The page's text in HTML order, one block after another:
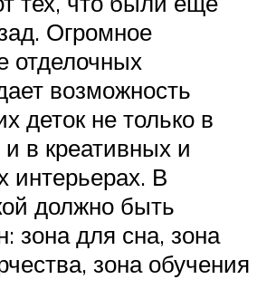
Огромное
отделочных
возможность
деток не только в
в креативных и
интерьерах. В
должно быть
зона для сна, зона
зона обучения